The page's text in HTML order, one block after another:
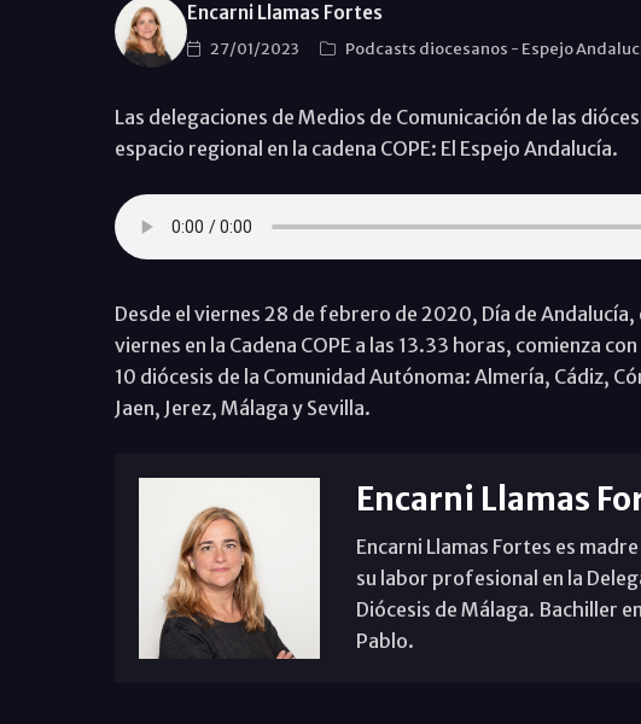
Encarni Llamas Fortes
27/01/2023 Podcasts diocesanos - Espejo
Las delegaciones de Medios de Comunicación de las
espacio regional en la cadena COPE: El Espejo Andalucía.
Desde el viernes 28 de febrero de 2020, Día de
viernes en la Cadena COPE a las 13.33 horas, comienza
10 diócesis de la Comunidad Autónoma: Almería, Cádiz,
Jaen, Jerez, Málaga y Sevilla.
Encarni Llamas
Encarni Llamas Fortes es
su labor profesional en la
Diócesis de Málaga. Bachiller
Pablo.